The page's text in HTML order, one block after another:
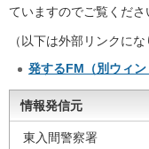
ていますのでご覧くださ
（以下は外部リンクにな
発するFM（別ウィン
情報発信元
東入間警察署